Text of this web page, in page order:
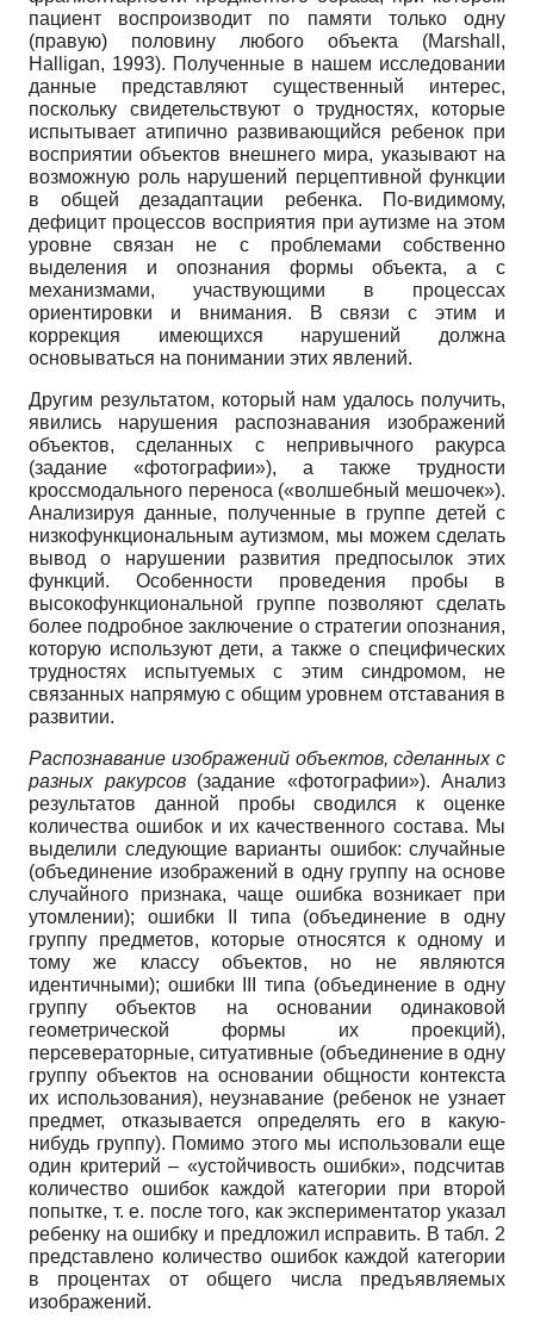
пациент воспроизводит по памяти только одну
(правую) половину любого объекта (Marshall,
Halligan, 1993). Полученные в нашем исследовании
данные представляют существенный интерес,
поскольку свидетельствуют о трудностях, которые
испытывает атипично развивающийся ребенок при
восприятии объектов внешнего мира, указывают на
возможную роль нарушений перцептивной функции
в общей дезадаптации ребенка. По-видимому,
дефицит процессов восприятия при аутизме на этом
уровне связан не с проблемами собственно
выделения и опознания формы объекта, а с
механизмами, участвующими в процессах
ориентировки и внимания. В связи с этим и
коррекция имеющихся нарушений должна
основываться на понимании этих явлений.
Другим результатом, который нам удалось получить,
явились нарушения распознавания изображений
объектов, сделанных с непривычного ракурса
(задание «фотографии»), а также трудности
кроссмодального переноса («волшебный мешочек»).
Анализируя данные, полученные в группе детей с
низкофункциональным аутизмом, мы можем сделать
вывод о нарушении развития предпосылок этих
функций. Особенности проведения пробы в
высокофункциональной группе позволяют сделать
более подробное заключение о стратегии опознания,
которую используют дети, а также о специфических
трудностях испытуемых с этим синдромом, не
связанных напрямую с общим уровнем отставания в
развитии.
Распознавание изображений объектов, сделанных с
разных ракурсов(задание «фотографии»). Анализ
результатов данной пробы сводился к оценке
количества ошибок и их качественного состава. Мы
выделили следующие варианты ошибок: случайные
(объединение изображений в одну группу на основе
случайного признака, чаще ошибка возникает при
утомлении); ошибки II типа (объединение в одну
группу предметов, которые относятся к одному и
тому же классу объектов, но не являются
идентичными); ошибки III типа (объединение в одну
группу объектов на основании одинаковой
геометрической формы их проекций),
персевераторные, ситуативные (объединение в одну
группу объектов на основании общности контекста
их использования), неузнавание (ребенок не узнает
предмет, отказывается определять его в какую-
нибудь группу). Помимо этого мы использовали еще
один критерий – «устойчивость ошибки», подсчитав
количество ошибок каждой категории при второй
попытке, т. е. после того, как экспериментатор указал
ребенку на ошибку и предложил исправить. В табл. 2
представлено количество ошибок каждой категории
в процентах от общего числа предъявляемых
изображений.